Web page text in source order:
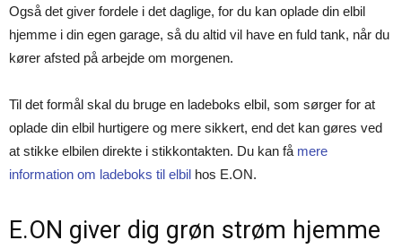
Også det giver fordele i det daglige, for du kan oplade din elbil
hjemme i din egen garage, så du altid vil have en fuld tank, når du
kører afsted på arbejde om morgenen.
Til det formål skal du bruge en ladeboks elbil, som sørger for at
oplade din elbil hurtigere og mere sikkert, end det kan gøres ved
at stikke elbilen direkte i stikkontakten. Du kan få mere
information om ladeboks til elbil hos E.ON.
E.ON giver dig grøn strøm hjemme